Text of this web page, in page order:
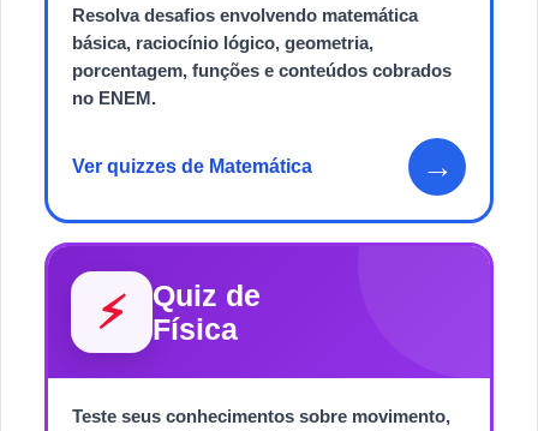
Resolva desafios envolvendo matemática
básica, raciocínio lógico, geometria,
porcentagem, funções e conteúdos cobrados
no ENEM.
Ver quizzes de Matemática →
⚡
Quiz de
Física
Teste seus conhecimentos sobre movimento,